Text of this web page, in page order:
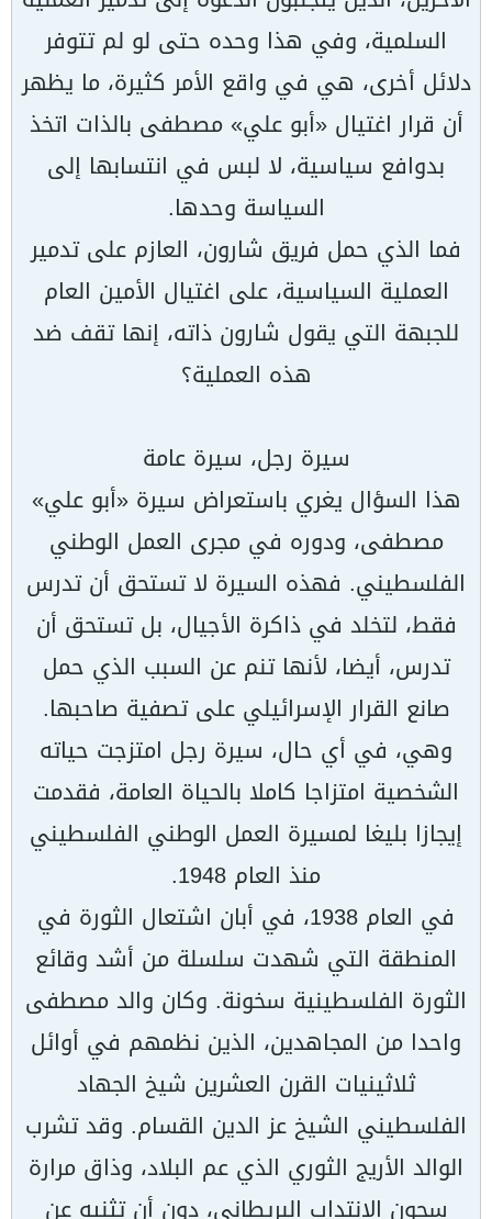
السلمية، وفي هذا وحده حتى لو لم تتوفر
دلائل أخرى، هي في واقع الأمر كثيرة، ما يظهر
أن قرار اغتيال «أبو علي» مصطفى بالذات اتخذ
بدوافع سياسية، لا لبس في انتسابها إلى
السياسة وحدها.
فما الذي حمل فريق شارون، العازم على تدمير
العملية السياسية، على اغتيال الأمين العام
للجبهة التي يقول شارون ذاته، إنها تقف ضد
هذه العملية؟
سيرة رجل، سيرة عامة
هذا السؤال يغري باستعراض سيرة «أبو علي»
مصطفى، ودوره في مجرى العمل الوطني
الفلسطيني. فهذه السيرة لا تستحق أن تدرس
فقط، لتخلد في ذاكرة الأجيال، بل تستحق أن
تدرس، أيضا، لأنها تنم عن السبب الذي حمل
صانع القرار الإسرائيلي على تصفية صاحبها.
وهي، في أي حال، سيرة رجل امتزجت حياته
الشخصية امتزاجا كاملا بالحياة العامة، فقدمت
إيجازا بليغا لمسيرة العمل الوطني الفلسطيني
منذ العام 1948.
في العام 1938، في أبان اشتعال الثورة في
المنطقة التي شهدت سلسلة من أشد وقائع
الثورة الفلسطينية سخونة. وكان والد مصطفى
واحدا من المجاهدين، الذين نظمهم في أوائل
ثلاثينيات القرن العشرين شيخ الجهاد
الفلسطيني الشيخ عز الدين القسام. وقد تشرب
الوالد الأريج الثوري الذي عم البلاد، وذاق مرارة
سجون الانتداب البريطاني، دون أن تثنيه عن